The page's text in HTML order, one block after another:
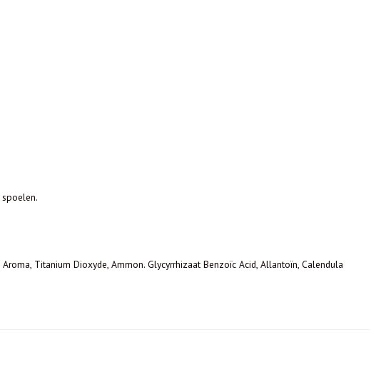
Titanium Dioxyde, Ammon. Glycyrrhizaat Benzoïc Acid, Allantoïn, Calendula